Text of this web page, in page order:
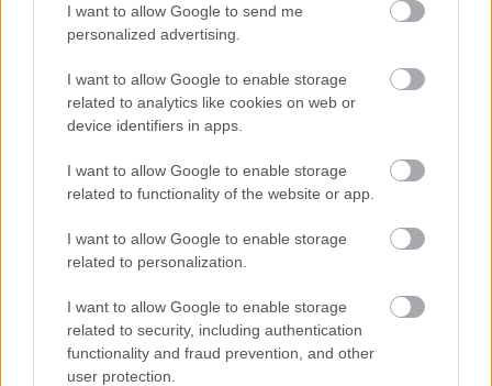
I want to allow Google to send me
personalized advertising.
I want to allow Google to enable storage
related to analytics like cookies on web or
device identifiers in apps.
I want to allow Google to enable storage
related to functionality of the website or app.
I want to allow Google to enable storage
related to personalization.
I want to allow Google to enable storage
related to security, including authentication
functionality and fraud prevention, and other
user protection.
Kapcsolódó hírek
CHELSEA
A CHELSEA INKÁBB